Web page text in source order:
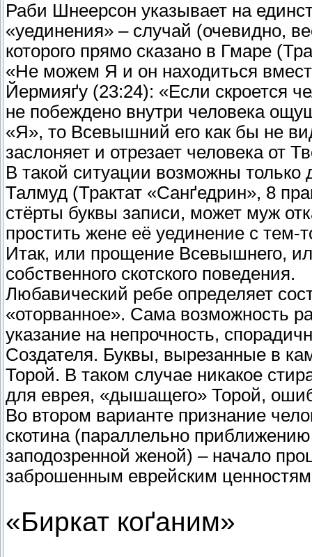
Раби Шнеерсон указывает на
«уединения» – случай (очевидно,
которого прямо сказано в Гмаре
«Не можем Я и он находиться
Йермияґу (23:24): «Если скроется
не побеждено внутри человека
«Я», то Всевышний его как бы не
заслоняет и отрезает человека от
В такой ситуации возможны
Талмуд (Трактат «Санґедрин», 8
стёрты буквы записи, может муж
простить жене её уединение с тем-
Итак, или прощение Всевышнего,
собственного скотского поведения.
Любавический ребе определяет
«оторванное». Сама возможность
указание на непрочность,
Создателя. Буквы, вырезанные в
Торой. В таком случае никакое
для еврея, «дышащего» Торой,
Во втором варианте признание
скотина (параллельно
заподозренной женой) – начало
заброшенным еврейским
«Биркат коґаним»